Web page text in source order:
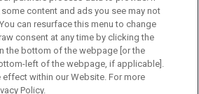
content and ads you see may not
can resurface this menu to change
consent at any time by clicking the
the bottom of the webpage [or the
left of the webpage, if applicable].
effect within our Website. For more
Policy.